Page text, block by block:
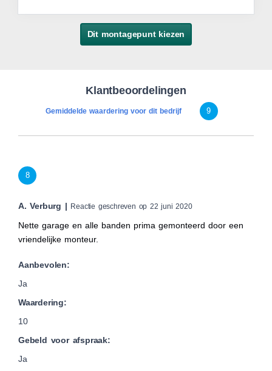
Dit montagepunt kiezen
Klantbeoordelingen
Gemiddelde waardering voor dit bedrijf 9
8
A. Verburg | Reactie geschreven op 22 juni 2020
Nette garage en alle banden prima gemonteerd door een
vriendelijke monteur.
Aanbevolen:
Ja
Waardering:
10
Gebeld voor afspraak:
Ja